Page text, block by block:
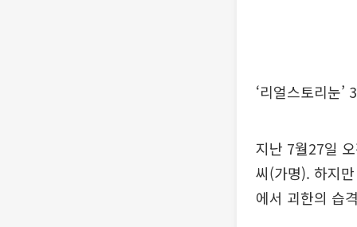
‘리얼스토리눈
지난 7월27일
씨(가명). 하지
에서 괴한의 습